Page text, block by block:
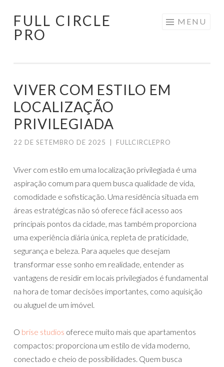
Pular
para
FULL CIRCLE
PRO
MENU
VIVER COM ESTILO EM
LOCALIZAÇÃO
PRIVILEGIADA
22 DE SETEMBRO DE 2025 FULLCIRCLEPRO
Viver com estilo em uma localização privilegiada é uma
aspiração comum para quem busca qualidade de vida,
comodidade e sofisticação. Uma residência situada em
áreas estratégicas não só oferece fácil acesso aos
principais pontos da cidade, mas também proporciona
uma experiência diária única, repleta de praticidade,
segurança e beleza. Para aqueles que desejam
transformar esse sonho em realidade, entender as
vantagens de residir em locais privilegiados é fundamental
na hora de tomar decisões importantes, como aquisição
ou aluguel de um imóvel.
O brise studios oferece muito mais que apartamentos
compactos: proporciona um estilo de vida moderno,
conectado e cheio de possibilidades. Quem busca